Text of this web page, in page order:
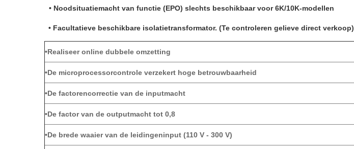
• Noodsituatiemachtvan functie(EPO) slechts beschikbaarvoor6K/10K-modellen
• Facultatieve beschikbare isolatietransformator. (Te controleren gelieve direct verkoop)
•Realiseer online dubbele omzetting
•De microprocessorcontrole verzekert hoge betrouwbaarheid
•De factorencorrectie van de inputmacht
•De factor van de outputmacht tot 0,8
•De brede waaier van de leidingeninput (110 V - 300 V)